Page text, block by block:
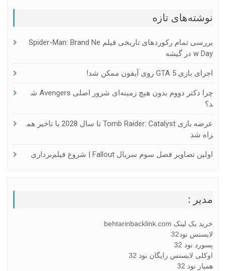
نوشته‌های تازه
بررسی تمام رکوردهای تاریخی فیلم Spider-Man: Brand Ne
W Day در گیشه
اجرای بازی GTA 5 روی آیفون ممکن شد!
چرا دکتر دووم بدون هیچ زمینه‌ای شرور اصلی Avengers ش
د؟
عرضه بازی Tomb Raider: Catalyst تا سال 2028 با تاخیر هم
راه شد
اولین تصاویر فصل سوم سریال Fallout | شروع فیلم‌برداری
مدیر :
خرید بک لینک behtarinbacklink.com
لایسنس نود32
پسورد نود 32
اوکلی لایسنس رایگان نود 32
همیار نود 32